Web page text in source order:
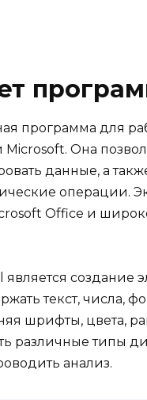
программа для
Она
данные, а
операции.
Office и
создание
текст, числа,
шрифты, цвета,
различные типы
анализ.